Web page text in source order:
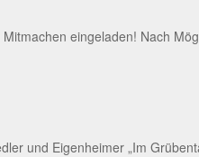
eingeladen! Nach
und Eigenheimer „Im